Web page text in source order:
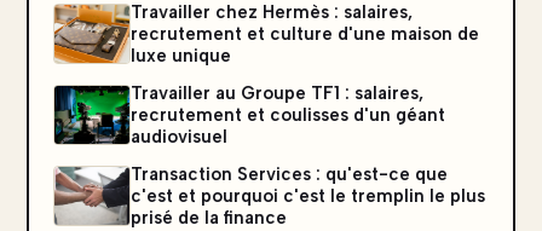
Travailler chez Hermès : salaires,
recrutement et culture d'une maison de
luxe unique
Travailler au Groupe TF1 : salaires,
recrutement et coulisses d'un géant
audiovisuel
Transaction Services : qu'est-ce que
c'est et pourquoi c'est le tremplin le plus
prisé de la finance